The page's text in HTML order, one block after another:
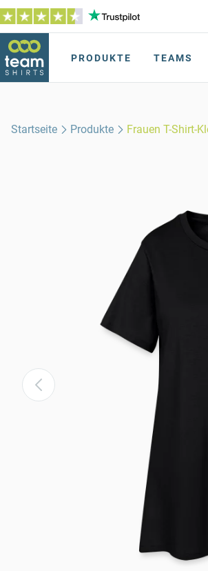
PRODUKTE TEAMS
Startseite Produkte Frauen T-Shirt-